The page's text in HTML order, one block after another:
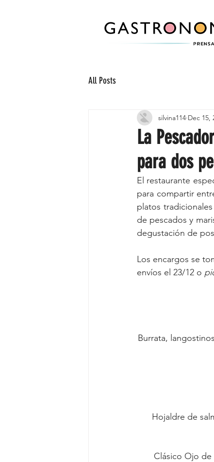
All Posts
La
para dos
silvina114 Dec 15,
El restaurante
para compartir
platos
de pescados y
degustación de
Los encargos se
envíos el 23/12 o
Burrata,
Hojaldre de
Clásico Ojo de